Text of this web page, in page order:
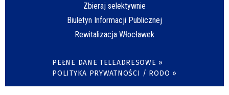
Zbieraj selektywnie
Biuletyn Informacji Publicznej
Rewitalizacja Włocławek
PEŁNE DANE TELEADRESOWE »
POLITYKA PRYWATNOŚCI / RODO »